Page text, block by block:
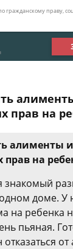
гражданскому праву,
прав на
алименты
на
знакомый
доме. У
на ребенка
пьяная.